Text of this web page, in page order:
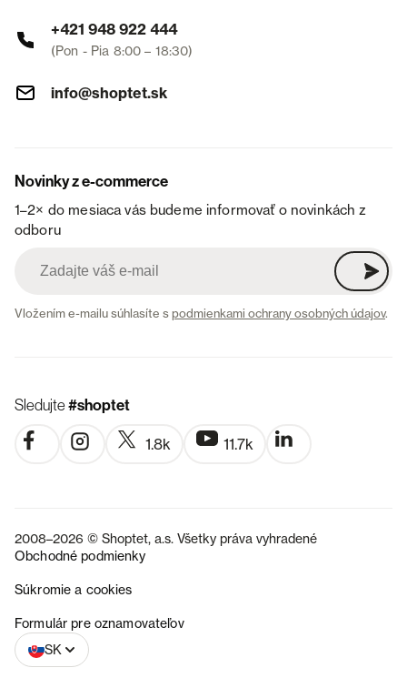
+421 948 922 444
(Pon - Pia 8:00 – 18:30)
info@shoptet.sk
Novinky z e-commerce
1–2× do mesiaca vás budeme informovať o novinkách z
odboru
Vložením e-mailu súhlasíte spodmienkami ochrany osobných údajov.
Sledujte#shoptet
1.8k 11.7k
2008–2026 © Shoptet, a.s. Všetky práva vyhradené
Obchodné podmienky
Súkromie a cookies
Formulár pre oznamovateľov
SK